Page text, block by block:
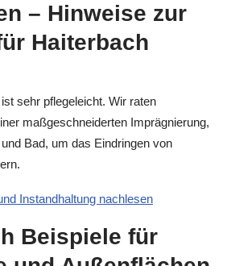
– Hinweise zur
Haiterbach
sehr pflegeleicht. Wir raten
maßgeschneiderten Imprägnierung,
Bad, um das Eindringen von
Instandhaltung nachlesen
Beispiele für